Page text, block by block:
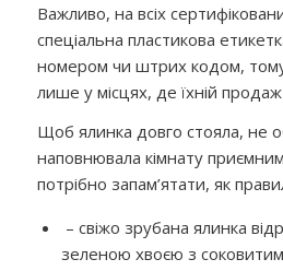
Важливо, на всіх
спеціальна пластикова
номером чи штрих кодом,
лише у місцях, де їхній
Щоб ялинка довго стояла, не
наповнювала кімнату
потрібно запам’ятати, як
– свіжо зрубана ялинка
зеленою хвоєю з